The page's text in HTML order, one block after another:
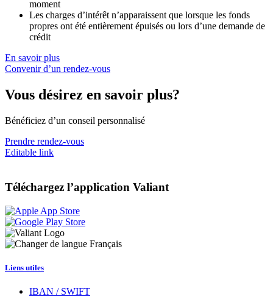
moment
Les charges d’intérêt n’apparaissent que lorsque les fonds
propres ont été entièrement épuisés ou lors d’une demande de
crédit
En savoir plus
Convenir d’un rendez-vous
Vous désirez en savoir plus?
Bénéficiez d’un conseil personnalisé
Prendre rendez-vous
Editable link
Téléchargez l’application Valiant
Français
Liens utiles
IBAN / SWIFT